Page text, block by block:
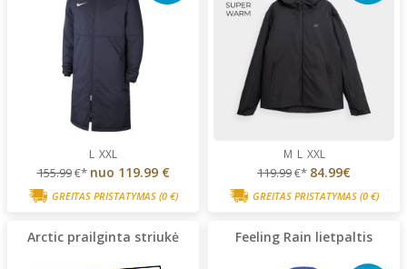
L XXL
155.99€* nuo 119.99 €
GREITAS PRISTATYMAS (0 €)
M L XXL
119.99€* 84.99€
GREITAS PRISTATYMAS (0 €)
Arctic prailginta striukė Feeling Rain lietpaltis